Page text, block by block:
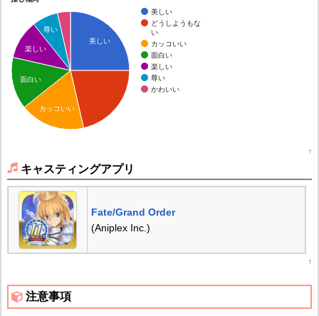
美しい
どうしようもな
い
カッコいい
面白い
楽しい
尊い
かわいい
美しい
尊い
楽しい
面白い
カッコいい
↑
キャスティングアプリ
Fate/Grand Order
(Aniplex Inc.)
↑
注意事項